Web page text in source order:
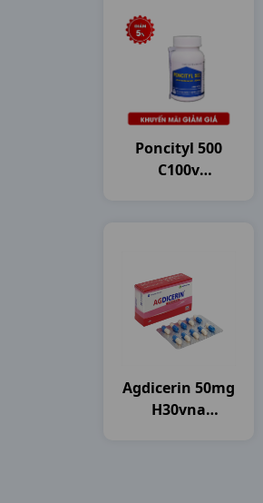
Poncityl 500
C100v
Agdicerin 50mg
H30vna